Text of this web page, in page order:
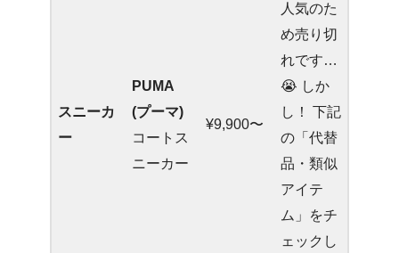
スニーカ
ー
PUMA
(プーマ)
コートス
ニーカー
¥9,900〜
人気のた
め売り切
れです…
😭 しか
し！ 下記
の「代替
品・類似
アイテ
ム」をチ
ェックし